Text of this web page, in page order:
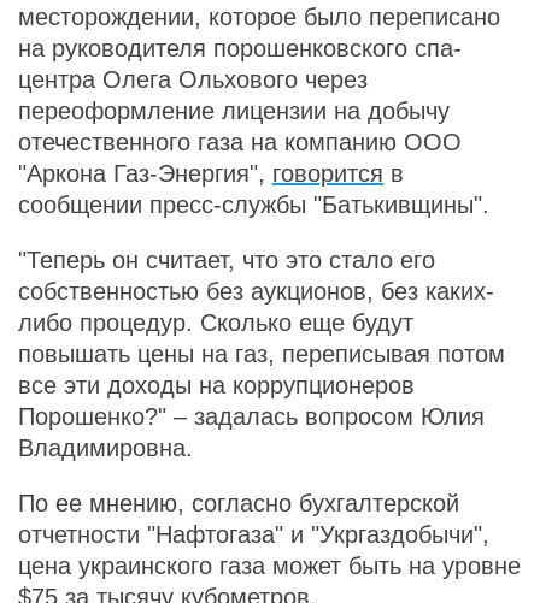
месторождении, которое было переписано
на руководителя порошенковского спа-
центра Олега Ольхового через
переоформление лицензии на добычу
отечественного газа на компанию ООО
"Аркона Газ-Энергия", говорится в
сообщении пресс-службы "Батькивщины".
"Теперь он считает, что это стало его
собственностью без аукционов, без каких-
либо процедур. Сколько еще будут
повышать цены на газ, переписывая потом
все эти доходы на коррупционеров
Порошенко?" – задалась вопросом Юлия
Владимировна.
По ее мнению, согласно бухгалтерской
отчетности "Нафтогаза" и "Укргаздобычи",
цена украинского газа может быть на уровне
$75 за тысячу кубометров.